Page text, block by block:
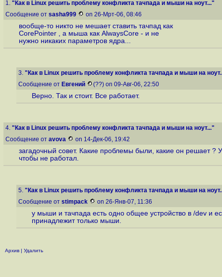
1. "Как в Linux решить проблему конфликта тачпада и мыши на ноут..."
Сообщение от sasha999 on 26-Мрт-06, 08:46
вообще-то никто не мешает ставить тачпад как
CorePointer , а мыша как AlwaysCore - и не
нужно никаких параметров ядра...
3. "Как в Linux решить проблему конфликта тачпада и мыши на
Сообщение от Евгений (??) on 09-Авг-06, 22:50
Верно. Так и стоит. Все работает.
4. "Как в Linux решить проблему конфликта тачпада и мыши на ноут..."
Сообщение от avova on 14-Дек-06, 19:42
загадочный совет. Какие проблемы были, какие он решает
чтобы не работал.
5. "Как в Linux решить проблему конфликта тачпада и мыши на
Сообщение от stimpack on 26-Янв-07, 11:36
у мыши и тачпада есть одно общее устройство в /dev и
принадлежит только мыши.
Архив | Удалить